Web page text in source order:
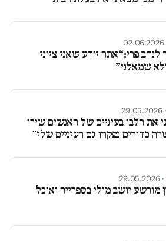
לנדב פרי:“אתה יודע שאני ציוני
שמאלני”
· 29.05.2026
את הלבן בעיניים של האנשים שירו
כדורים נפקחו גם העיניים שלי״
· 29.05.2026
מורשע יושב מולי בספרייה ואוכל